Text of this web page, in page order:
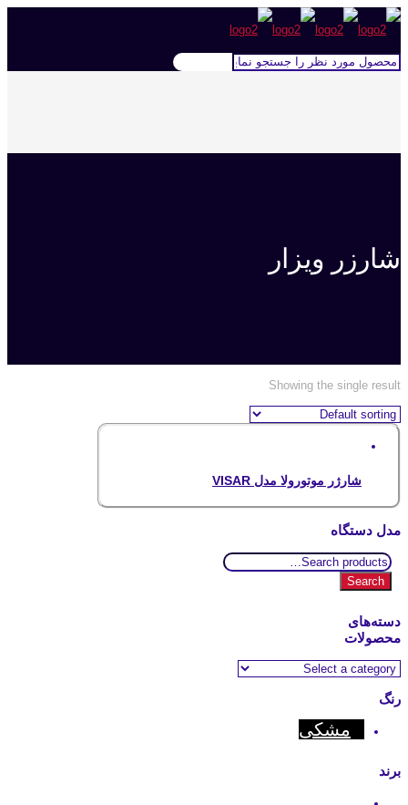
شارزر ویزار
Showing the single result
شارژر موتورولا مدل VISAR
مدل دستگاه
Search
for:
Search
دسته‌های
محصولات
رنگ
مشکی
برند